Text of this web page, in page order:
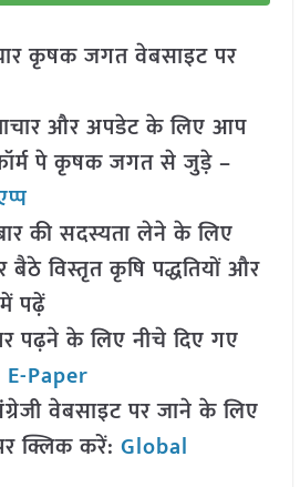
कृषक जगत वेबसाइट पर
और अपडेट के लिए आप
पे कृषक जगत से जुड़े –
की सदस्यता लेने के लिए
विस्तृत कृषि पद्धतियों और
पढ़ें
पढ़ने के लिए नीचे दिए गए
E-Paper
वेबसाइट पर जाने के लिए
क्लिक करें: Global